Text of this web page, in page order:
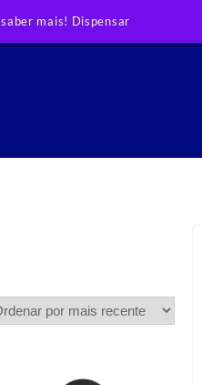
mais! Dispensar